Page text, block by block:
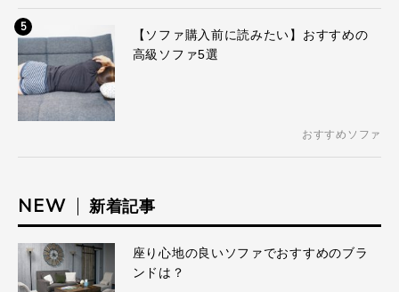
5
【ソファ購入前に読みたい】おすすめの
高級ソファ5選
おすすめソファ
NEW 新着記事
座り心地の良いソファでおすすめのブラ
ンドは？